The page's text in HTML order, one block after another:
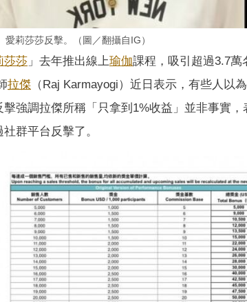
愛莉莎莎反擊。（圖／翻攝自IG）
莎莎 」去年推出線上瑜伽課程，吸引超過3.7萬
拉傑 （Raj Karmayogi）近日表示，有些人以
擊強調拉傑所稱「只拿到1%收益」並非事實
群平台反擊了。